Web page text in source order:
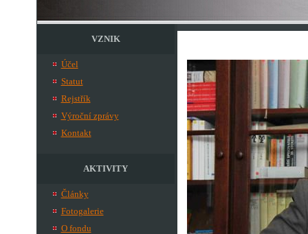
VZNIK
Účel
Statut
Rejstřík
Výroční zprávy
Kontakt
AKTIVITY
Články
Fotogalerie
O fondu